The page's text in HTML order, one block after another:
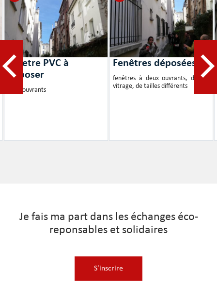
fenetre PVC à
déposer
deux ouvrants
Fenêtres déposées
fenêtres à deux ouvrants, double
vitrage, de tailles différents
Je fais ma part dans les échanges éco-
reponsables et solidaires
S'inscrire